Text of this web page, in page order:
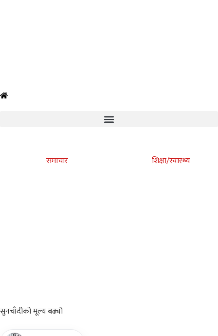
समाचार शिक्षा/स्वास्थ्य
सुनचाँदीकोमूल्य बढ्यो